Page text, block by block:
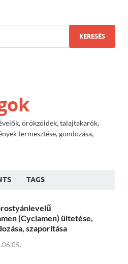
örökzöldek, talajtakarók,
termesztése, gondozása,
TAGS
(Cyclamen) ültetése,
szaporítása